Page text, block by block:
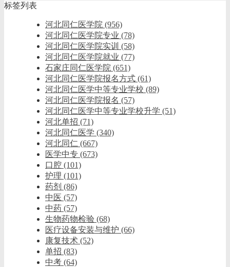
标签列表
河北同仁医学院 (956)
河北同仁医学院专业 (78)
河北同仁医学院实训 (58)
河北同仁医学院就业 (77)
石家庄同仁医学院 (651)
河北同仁医学院报名方式 (61)
河北同仁医学中等专业学校 (89)
河北同仁医学院报名 (57)
河北同仁医学中等专业学校升学 (51)
河北单招 (71)
河北同仁医学 (340)
河北同仁 (667)
医学中专 (673)
口腔 (101)
护理 (101)
药剂 (86)
中医 (57)
中药 (57)
生物药物检验 (68)
医疗设备安装与维护 (66)
康复技术 (52)
单招 (83)
中考 (64)